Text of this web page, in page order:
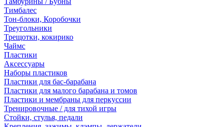
Тимбалес
Тон-блоки, Коробочки
Треугольники
Трещотки, кокирико
Чаймс
Пластики
Аксессуары
Наборы пластиков
Пластики для бас-барабана
Пластики для малого барабана и томов
Пластики и мембраны для перкуссии
Тренировочные / для тихой игры
Стойки, стулья, педали